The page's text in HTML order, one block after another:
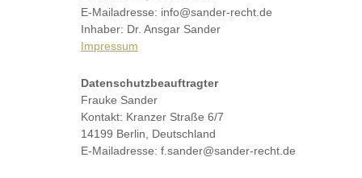
E-Mailadresse: info@sander-recht.de
Inhaber: Dr. Ansgar Sander
Impressum
Datenschutzbeauftragter
Frauke Sander
Kontakt: Kranzer Straße 6/7
14199 Berlin, Deutschland
E-Mailadresse: f.sander@sander-recht.de